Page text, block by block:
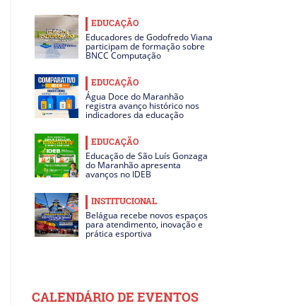
EDUCAÇÃO
Educadores de Godofredo Viana
participam de formação sobre
BNCC Computação
EDUCAÇÃO
Água Doce do Maranhão
registra avanço histórico nos
indicadores da educação
EDUCAÇÃO
Educação de São Luís Gonzaga
do Maranhão apresenta
avanços no IDEB
INSTITUCIONAL
Belágua recebe novos espaços
para atendimento, inovação e
prática esportiva
CALENDÁRIO DE EVENTOS